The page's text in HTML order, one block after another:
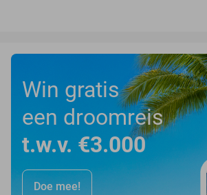
Win gratis
een droomreis
t.w.v. €3.000
Doe mee!